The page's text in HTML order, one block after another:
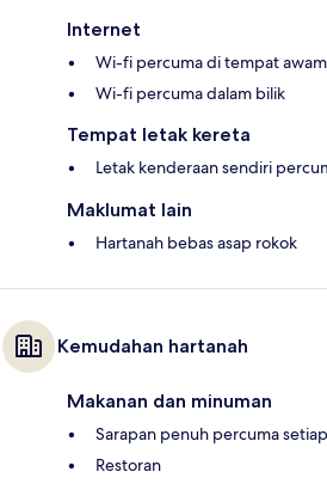
Internet
Wi-fi percuma di tempat awam
Wi-fi percuma dalam bilik
Tempat letak kereta
Letak kenderaan sendiri
Maklumat lain
Hartanah bebas asap rokok
Kemudahan hartanah
Makanan dan minuman
Sarapan penuh percuma
Restoran